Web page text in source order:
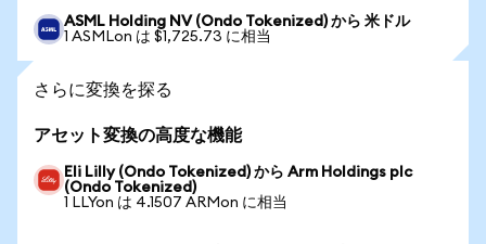
ASML Holding NV (Ondo Tokenized) から 米ドル
1 ASMLon は $1,725.73 に相当
さらに変換を探る
アセット変換の高度な機能
Eli Lilly (Ondo Tokenized) から Arm Holdings plc
(Ondo Tokenized)
1 LLYon は 4.1507 ARMon に相当